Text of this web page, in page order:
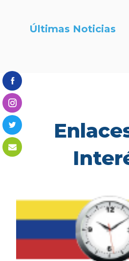
Últimas Noticias